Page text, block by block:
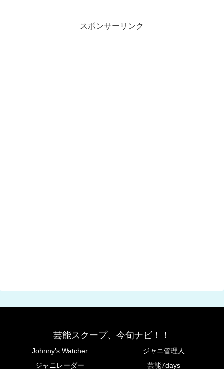
スポンサーリンク
芸能スクープ、今旬ナビ！！
Johnny’s Watcher
ジャニ管理人
ジャニレーダー
芸能7days